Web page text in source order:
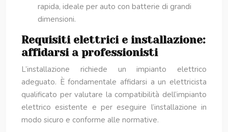
rapida, ideale per auto con batterie di grandi
dimensioni.
Requisiti elettrici e installazione:
affidarsi a professionisti
L’installazione richiede un impianto elettrico
adeguato. È fondamentale affidarsi a un elettricista
qualificato per valutare la compatibilità dell’impianto
elettrico esistente e per eseguire l’installazione in
modo sicuro e conforme alle normative.